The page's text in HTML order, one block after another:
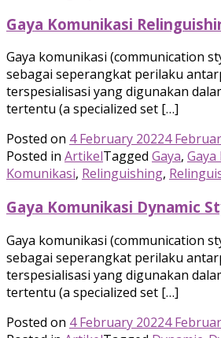
Gaya Komunikasi
Gaya komunikasi (communication
sebagai seperangkat perilaku
terspesialisasi yang digunakan
tertentu (a specialized set […]
Posted on 4 February 20224
Posted in ArtikelTagged Gaya,
Komunikasi, Relinguishing,
Gaya Komunikasi Dynamic
Gaya komunikasi (communication
sebagai seperangkat perilaku
terspesialisasi yang digunakan
tertentu (a specialized set […]
Posted on 4 February 20224